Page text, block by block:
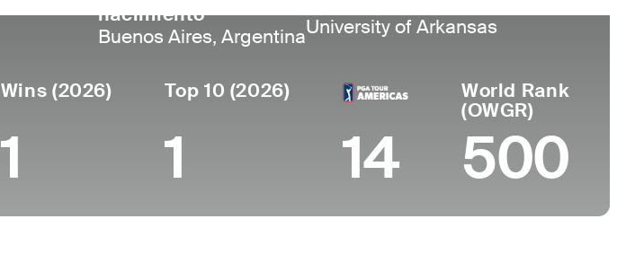
nacimiento
Buenos Aires, ArgentinaUniversity of Arkansas
Wins (2026)
1
Top 10 (2026)
1 14
World Rank
(OWGR)
500